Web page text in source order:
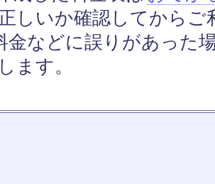
しいか確認してからご
金などに誤りがあった
ます。